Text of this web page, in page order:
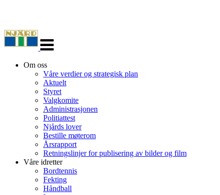
navigasjon
Om oss
Våre verdier og strategisk plan
Aktuelt
Styret
Valgkomite
Administrasjonen
Politiattest
Njårds lover
Bestille møterom
Årsrapport
Retningslinjer for publisering av bilder og film
Våre idretter
Bordtennis
Fekting
Håndball